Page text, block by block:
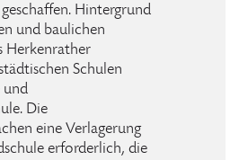
Hintergrund
und baulichen
Herkenrather
Schulen
und
Die
eine Verlagerung
erforderlich, die